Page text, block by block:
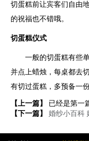
切蛋糕前让宾客们自由
的祝福也不错哦。
切蛋糕仪式
一般的切蛋糕有些单
并点上蜡烛，每桌都去
有切过蛋糕，多预备一
【上一篇】
已经是第一
【下一篇】婚纱小百科